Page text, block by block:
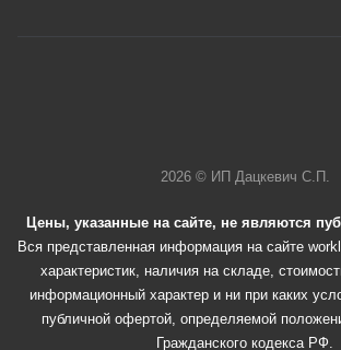
2026 © ИП Дацкевич С.П.
Цены, указанные на сайте, не являются
Вся представленная информация на сайте
характеристик, наличия на складе,
информационный характер и ни при каких
публичной офертой, определяемой
Гражданского кодекса РФ.